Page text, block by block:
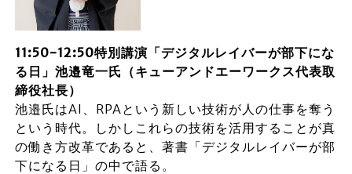
11:50-12:50特別講演「デジタルレイバーが部下にな
る日」池邉竜一氏（キューアンドエーワークス代表取
締役社長）
池邉氏はAI、RPAという新しい技術が人の仕事を奪う
という時代。しかしこれらの技術を活用することが真
の働き方改革であると、著書「デジタルレイバーが部
下になる日」の中で語る。